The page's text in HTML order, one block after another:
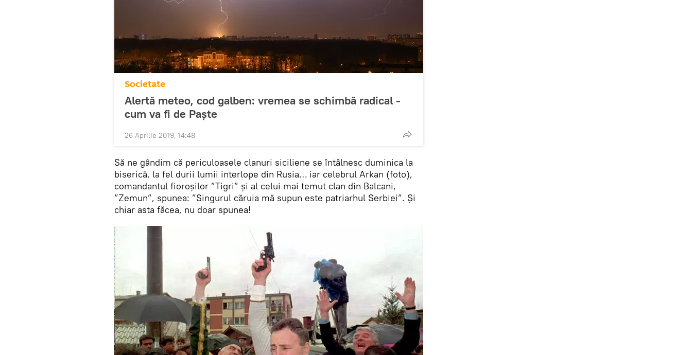
Societate
Alertă meteo, cod galben: vremea se schimbă radical -
cum va fi de Paște
26 Aprilie 2019, 14:48
Să ne gândim că periculoasele clanuri siciliene se întâlnesc duminica la
biserică, la fel durii lumii interlope din Rusia… iar celebrul Arkan (foto),
comandantul fioroșilor ”Tigri” și al celui mai temut clan din Balcani,
”Zemun”, spunea: ”Singurul căruia mă supun este patriarhul Serbiei”. Și
chiar asta făcea, nu doar spunea!